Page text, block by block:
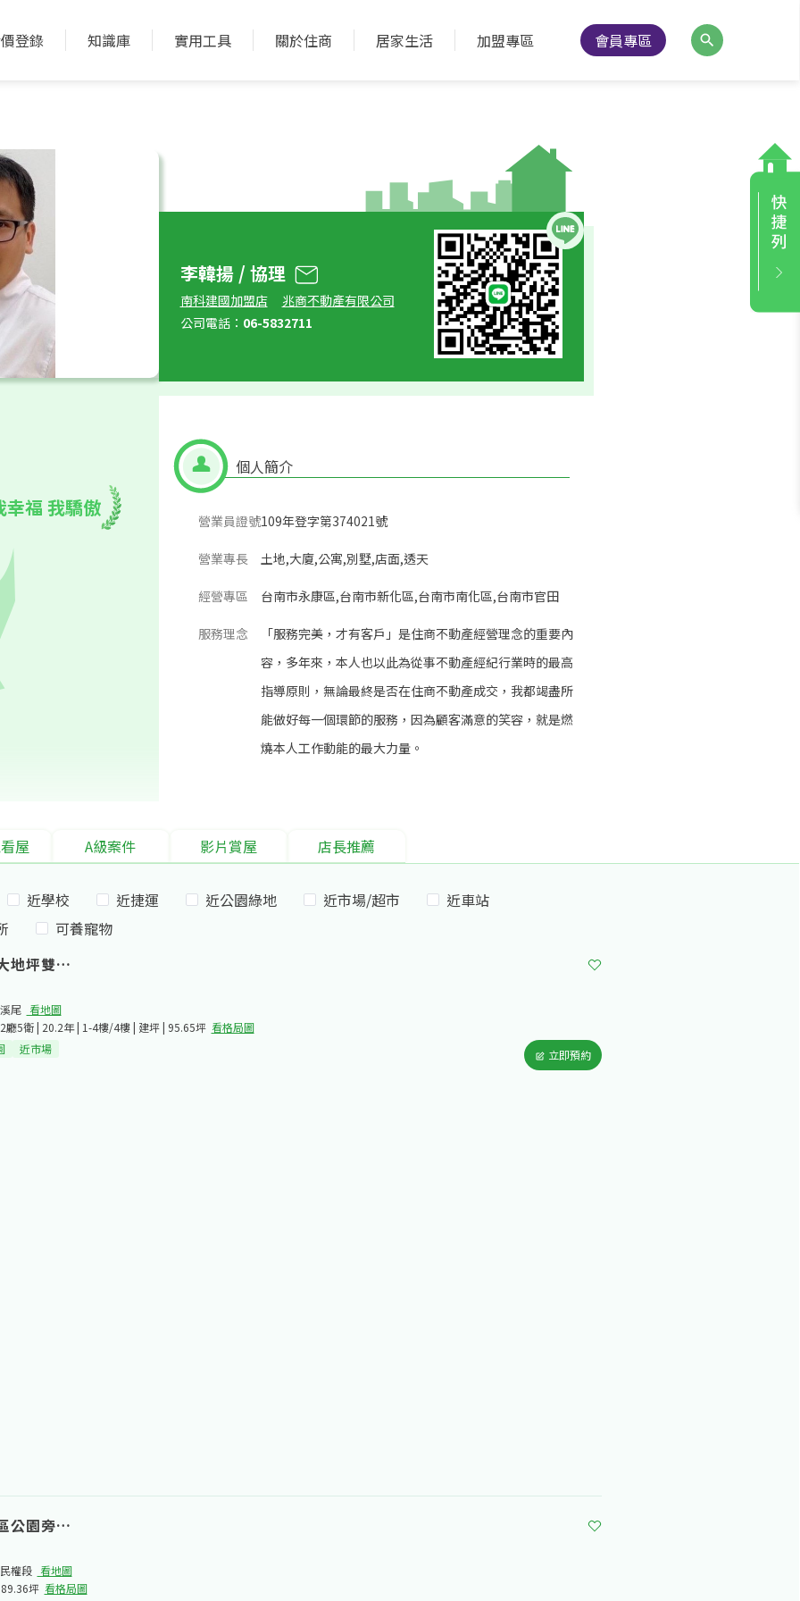
登錄 知識庫 實用工具 關於住商 居家生活 加盟專區 會員專區
幸福 我驕傲
李韓揚 / 協理
南科建國加盟店
兆商不動產有限公司
公司電話： 06-5832711
個人簡介
營業員證號109年登字第374021號
營業專長 土地,大廈,公寓,別墅,店面,透天
經營專區 台南市永康區,台南市新化區,台南市南化區,台南市官田
服務理念
「服務完美，才有客戶」是住商不動產經營理念的重要內
容，多年來，本人也以此為從事不動產經紀行業時的最高
指導原則，無論最終是否在住商不動產成交，我都竭盡所
能做好每一個環節的服務，因為顧客滿意的笑容，就是燃
燒本人工作動能的最大力量。
屋 A級案件 影片賞屋 店長推薦
近學校 近捷運 近公園綠地 近市場/超市
近車站
可養寵物
坪雙車墅
尾​ 看地圖
廳5衛 | 20.2年 | 1-4樓/4樓 | 建坪 | 95.65坪 看格局圖
近市場 立即預約
園旁都計農
權段​ 看地圖
坪 看格局圖